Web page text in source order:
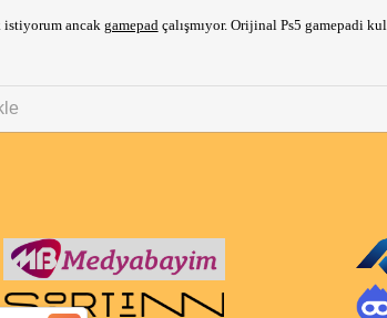
ancak gamepad çalışmıyor. Orijinal Ps5 gamepadi